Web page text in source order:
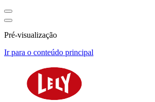
Pré-visualização
Ir para o conteúdo principal